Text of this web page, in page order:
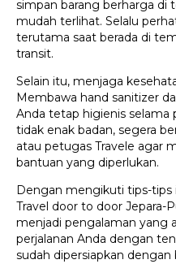
simpan barang berharga di
mudah terlihat. Selalu
terutama saat berada di
transit.
Selain itu, menjaga
Membawa hand sanitizer
Anda tetap higienis selama
tidak enak badan, segera
atau petugas Travele agar
bantuan yang diperlukan.
Dengan mengikuti tips-tips
Travel door to door Jepara-
menjadi pengalaman yang
perjalanan Anda dengan
sudah dipersiapkan dengan